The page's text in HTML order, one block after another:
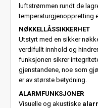
luftstrømmen rundt de
temperaturgjenoppretting
NØKKELLÅSSIKKERHET
Utstyrt med en sikker
verdifullt innhold og
funksjonen sikrer
gjenstandene, noe som
er av største betydning.
ALARMFUNKSJONER
Visuelle og akustiske